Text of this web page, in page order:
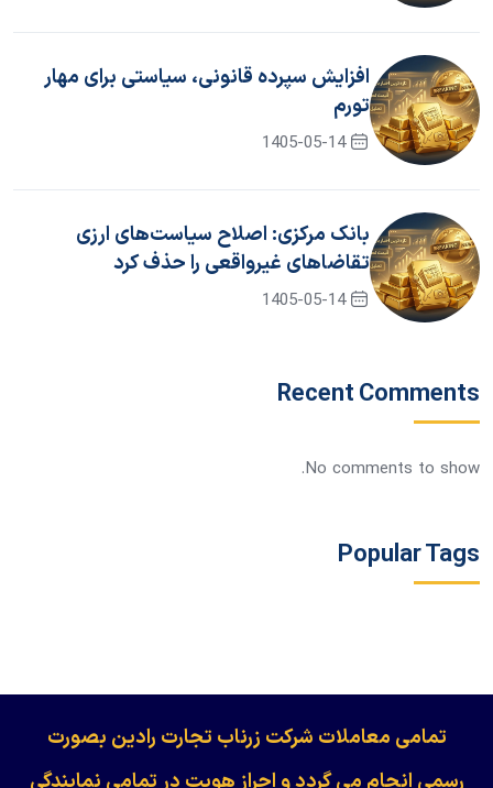
افزایش سپرده قانونی، سیاستی برای مهار
تورم
1405-05-14
بانک مرکزی: اصلاح سیاست‌های ارزی
تقاضاهای غیرواقعی را حذف کرد
1405-05-14
Recent Comments
No comments to show.
Popular Tags
​​​​​​تمامی معاملات شرکت زرناب تجارت رادین بصورت
رسمی انجام می گردد و احراز هویت در تمامی نمایندگی